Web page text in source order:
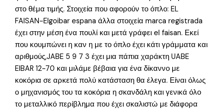
στο θέμα τιμής. Στοιχεία που αφορούν το όπλο: EL
FAISAN-Elgoibar espana άλλα στοιχεία marca registrada
έχει στην μέση ένα πουλί και μετά γράφει el faisan. Εκεί
που κουμπώνει η καν η με το όπλο έχει κάτι γράμματα και
αριθμούς,JABE 5 9 7 3 έχει μια πάπια χαράκτη UABE
EIBAR 12-70 και μιλάμε βέβαια για ένα δίκαννο με
κοκόρια σε αρκετά πολύ κατάσταση θα έλεγα. Είναι όλως
ο μηχανισμός του τα κοκόρια η σκανδάλη και γενικά όλο
το μεταλλικό περίβλημα που έχει σκαλιστώ με διάφορα